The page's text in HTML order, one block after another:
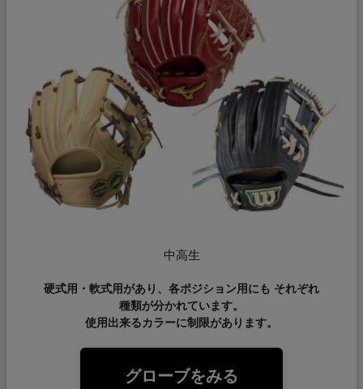
中高生
硬式用・軟式用があり、各ポジション用にも それぞれ
種類が分かれています。
使用出来るカラーに制限があります。
グローブをみる